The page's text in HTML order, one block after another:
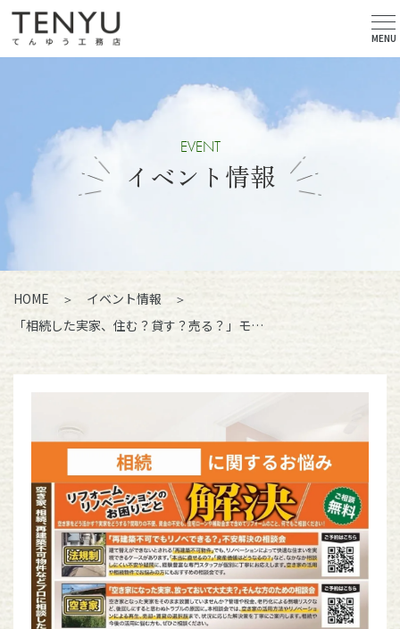
EVENT
イベント情報
HOME
イベント情報
「相続した実家、住む？貸す？売る？」モ…
MENU